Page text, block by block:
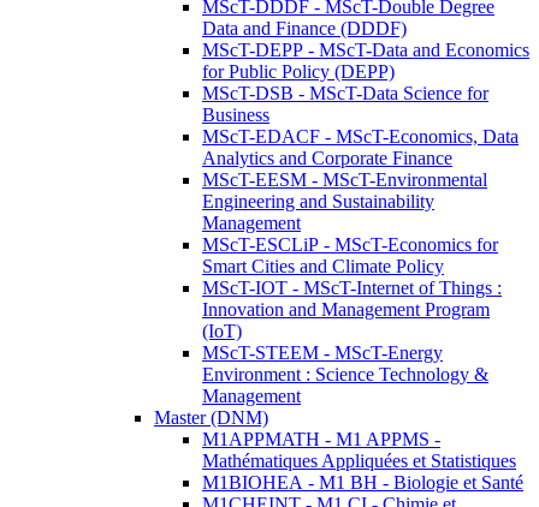
MScT-DDDF - MScT-Double Degree
Data and Finance (DDDF)
MScT-DEPP - MScT-Data and Economics
for Public Policy (DEPP)
MScT-DSB - MScT-Data Science for
Business
MScT-EDACF - MScT-Economics, Data
Analytics and Corporate Finance
MScT-EESM - MScT-Environmental
Engineering and Sustainability
Management
MScT-ESCLiP - MScT-Economics for
Smart Cities and Climate Policy
MScT-IOT - MScT-Internet of Things :
Innovation and Management Program
(IoT)
MScT-STEEM - MScT-Energy
Environment : Science Technology &
Management
Master (DNM)
M1APPMATH - M1 APPMS -
Mathématiques Appliquées et Statistiques
M1BIOHEA - M1 BH - Biologie et Santé